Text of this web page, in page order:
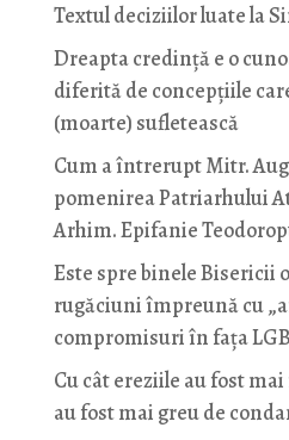
Textul deciziilor luate la
Dreapta credință e o
diferită de concepțiile
(moarte) sufletească
Cum a întrerupt Mitr.
pomenirea Patriarhului
Arhim. Epifanie
Este spre binele Bisericii
rugăciuni împreună cu
compromisuri în fața
Cu cât ereziile au fost
au fost mai greu de